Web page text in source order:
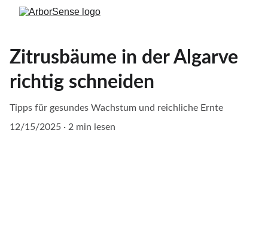
Zitrusbäume in der Algarve
richtig schneiden
Tipps für gesundes Wachstum und reichliche Ernte
12/15/2025
2 min lesen